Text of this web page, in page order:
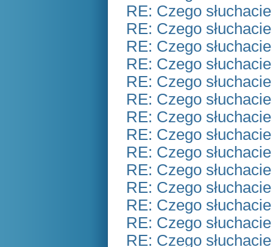
RE: Czego
RE: Czego
RE: Czego
RE: Czego
RE: Czego
RE: Czego
RE: Czego
RE: Czego
RE: Czego
RE: Czego
RE: Czego
RE: Czego
RE: Czego
RE: Czego